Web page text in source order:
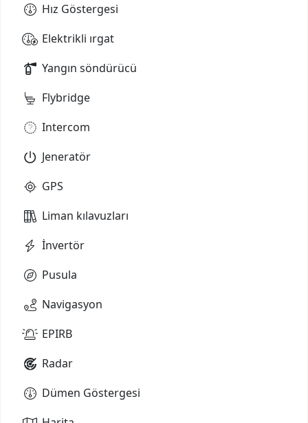
Hız Göstergesi
Elektrikli ırgat
Yangın söndürücü
Flybridge
Intercom
Jeneratör
GPS
Liman kılavuzları
İnvertör
Pusula
Navigasyon
EPIRB
Radar
Dümen Göstergesi